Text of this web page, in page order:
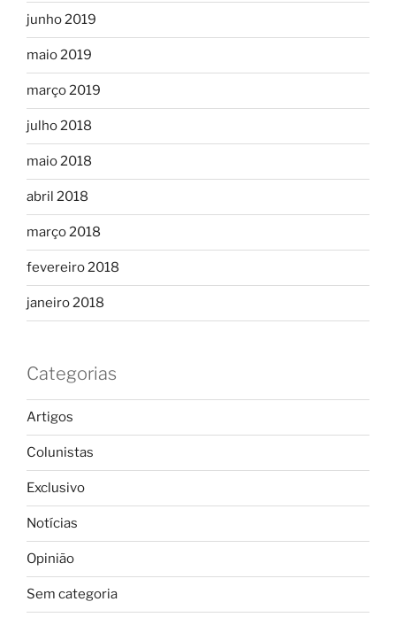
junho 2019
maio 2019
março 2019
julho 2018
maio 2018
abril 2018
março 2018
fevereiro 2018
janeiro 2018
Categorias
Artigos
Colunistas
Exclusivo
Notícias
Opinião
Sem categoria